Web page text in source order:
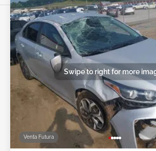
Venta Futura
Swipe to right for more